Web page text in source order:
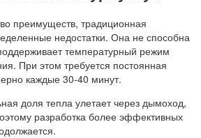
преимуществ, традиционная
недостатки. Она не способна
температурный режим
При этом требуется постоянная
каждые 30-40 минут.
доля тепла улетает через дымоход,
разработка более эффективных